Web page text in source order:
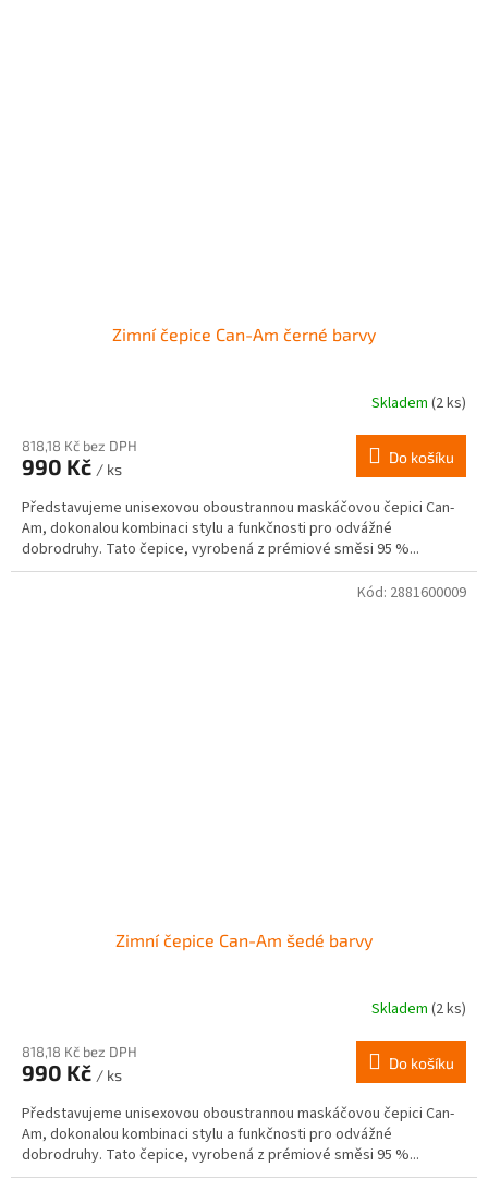
Zimní čepice Can-Am černé barvy
Skladem (2 ks)
818,18 Kč bez DPH
990 Kč / ks
Do košíku
Představujeme unisexovou oboustrannou maskáčovou čepici Can-
Am, dokonalou kombinaci stylu a funkčnosti pro odvážné
dobrodruhy. Tato čepice, vyrobená z prémiové směsi 95 %...
Zimní čepice Can-Am šedé barvy
Skladem (2 ks)
818,18 Kč bez DPH
990 Kč / ks
Do košíku
Představujeme unisexovou oboustrannou maskáčovou čepici Can-
Am, dokonalou kombinaci stylu a funkčnosti pro odvážné
dobrodruhy. Tato čepice, vyrobená z prémiové směsi 95 %...
Kód: 2881600009